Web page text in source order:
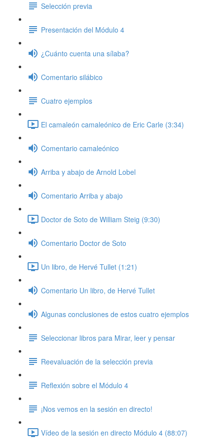
Selección previa
Presentación del Módulo 4
¿Cuánto cuenta una sílaba?
Comentario silábico
Cuatro ejemplos
El camaleón camaleónico de Eric Carle (3:34)
Comentario camaleónico
Arriba y abajo de Arnold Lobel
Comentario Arriba y abajo
Doctor de Soto de William Steig (9:30)
Comentario Doctor de Soto
Un libro, de Hervé Tullet (1:21)
Comentario Un libro, de Hervé Tullet
Algunas conclusiones de estos cuatro ejemplos
Seleccionar libros para Mirar, leer y pensar
Reevaluación de la selección previa
Reflexión sobre el Módulo 4
¡Nos vemos en la sesión en directo!
Vídeo de la sesión en directo Módulo 4 (88:07)